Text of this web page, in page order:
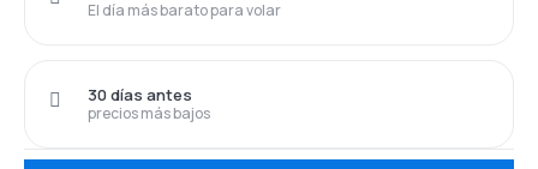
El día más barato para volar
precios más bajos
30 días antes